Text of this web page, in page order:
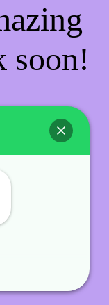
soon!